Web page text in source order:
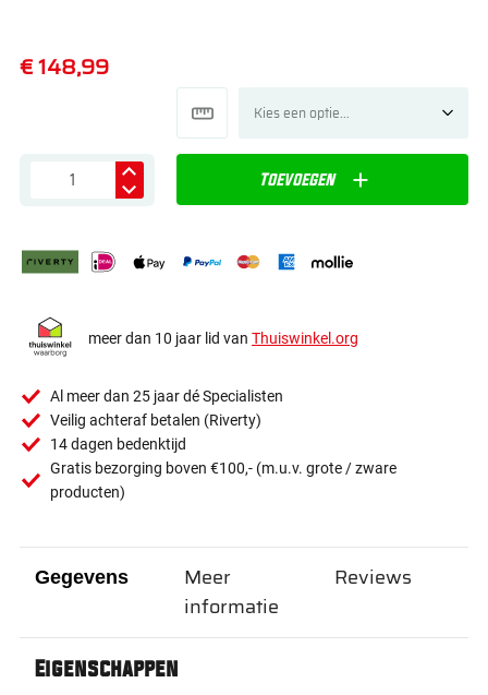
€ 148,99
Toevoegen
meer dan 10 jaar lid van Thuiswinkel.org
Al meer dan 25 jaar dé Specialisten
Veilig achteraf betalen (Riverty)
14 dagen bedenktijd
Gratis bezorging boven €100,- (m.u.v. grote / zware
producten)
Gegevens
Eigenschappen
Meer
informatie
Reviews